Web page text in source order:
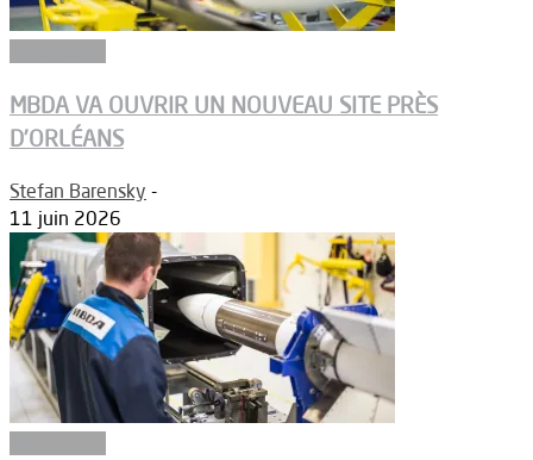
MBDA VA OUVRIR UN NOUVEAU SITE PRÈS
D’ORLÉANS
Stefan Barensky -
11 juin 2026